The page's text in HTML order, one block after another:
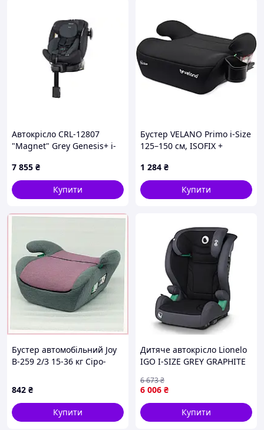
Автокрісло CRL-12807
"Magnet" Grey Genesis+ i-
поворотне CARRELLO
7 855 ₴
Купити
Бустер VELANO Primo i-Size
125–150 см, ISOFIX +
1 284 ₴
Купити
Бустер автомобільний Joy
B-259 2/3 15-36 кг Сіро-
9X00405X3
842 ₴
Купити
Дитяче автокрісло Lionelo
IGO I-SIZE GREY GRAPHITE
6 006 ₴
6 673₴
Купити